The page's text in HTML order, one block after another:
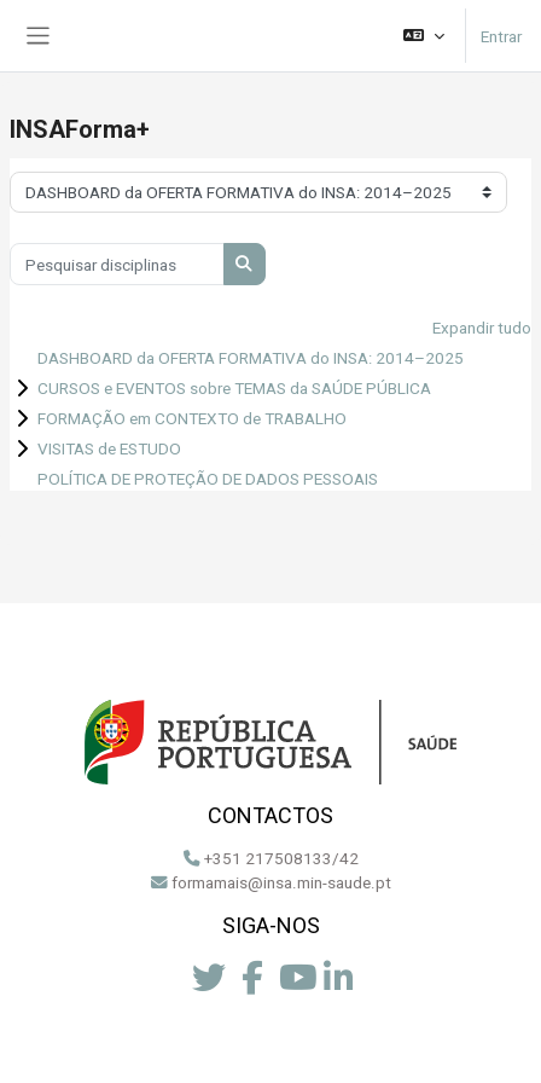
Entrar
INSAForma+
Categorias de disciplinas
Pesquisar disciplinas
Pesquisar disciplinas
Expandir tudo
DASHBOARD da OFERTA FORMATIVA do INSA: 2014–2025
CURSOS e EVENTOS sobre TEMAS da SAÚDE PÚBLICA
FORMAÇÃO em CONTEXTO de TRABALHO
VISITAS de ESTUDO
POLÍTICA DE PROTEÇÃO DE DADOS PESSOAIS
CONTACTOS
+351 217508133/42
formamais@insa.min-saude.pt
SIGA-NOS